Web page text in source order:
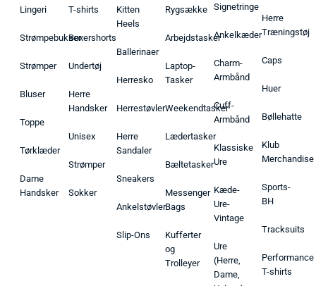
Lingeri
Strømpebukser
Strømper
Bluser
Toppe
Tørklæder
Dame
Handsker
T-shirts
Boxershorts
Undertøj
Herre
Handsker
Unisex
Strømper
Sokker
Kitten
Heels
Ballerinaer
Herresko
Herrestøvler
Herre
Sandaler
Sneakers
Ankelstøvler
Slip-Ons
Rygsække
Arbejdstasker
Laptop-
Tasker
Weekendtasker
Lædertasker
Bæltetasker
Messenger
Bags
Kufferter
og
Trolleyer
Signetringe
Ankelkæder
Charm-
Armbånd
Cuff-
Armbånd
Klassiske
Ure
Kæde-
Ure-
Vintage
Ure
(Herre,
Dame,
Herre
Træningstøj
Caps
Huer
Bøllehatte
Klub
Merchandise
Sports-
BH
Tracksuits
Performance
T-shirts